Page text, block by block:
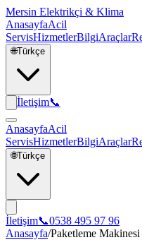
Mersin Elektrikçi & Klima
AnasayfaAcil
ServisHizmetlerBilgiAraçlar
🌐Türkçe
İletişim📞
AnasayfaAcil
ServisHizmetlerBilgiAraçlar
🌐Türkçe
İletişim📞0538 495 97 96
Anasayfa/Paketleme